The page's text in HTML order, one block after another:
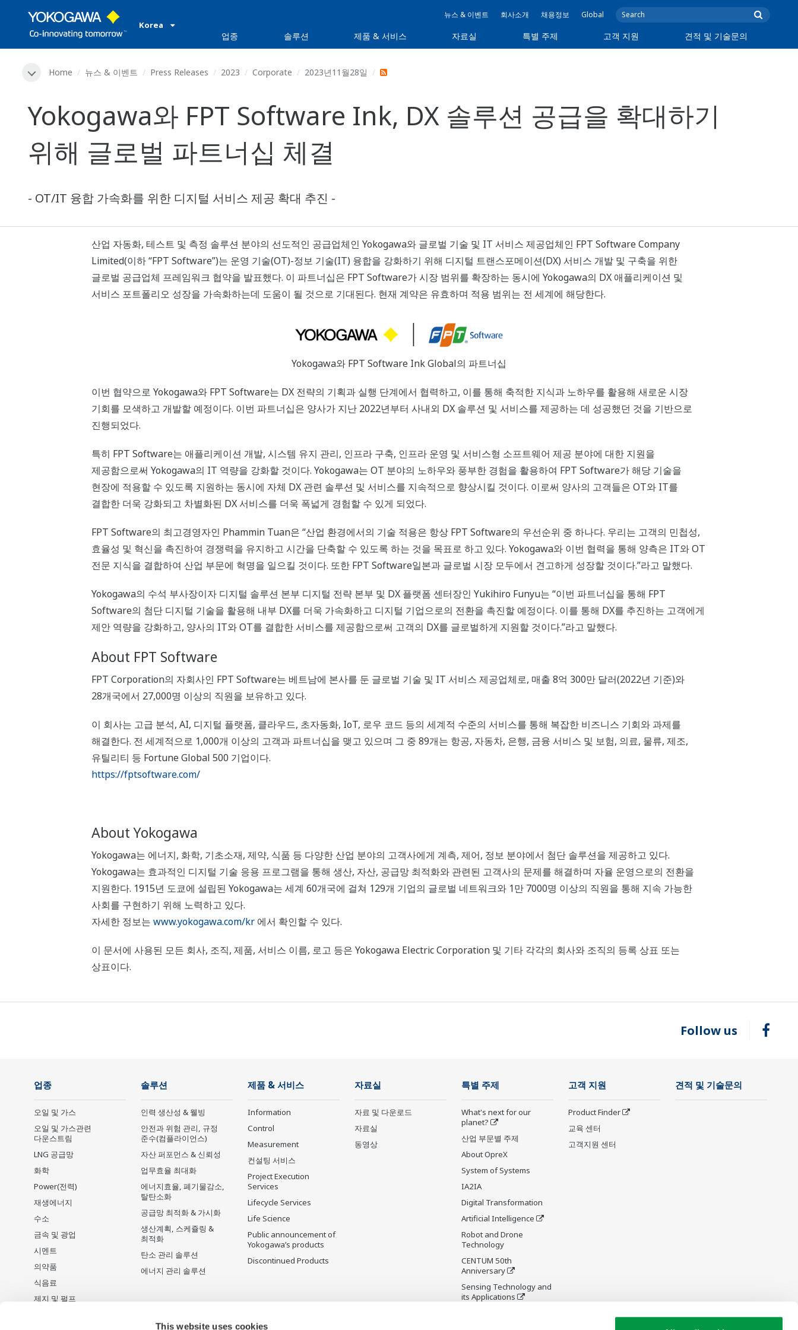
This website uses cookies
Korea
뉴스 & 이벤트 회사소개 채용정보 Global
업종 솔루션 제품 & 서비스 자료실 특별 주제 고객 지원 견적 및 기술문의
Home 뉴스 & 이벤트 Press Releases 2023 Corporate 2023년11월28일
Yokogawa와 FPT Software Ink, DX 솔루션 공급을 확대하기
위해 글로벌 파트너십 체결
- OT/IT 융합 가속화를 위한 디지털 서비스 제공 확대 추진 -
산업 자동화, 테스트 및 측정 솔루션 분야의 선도적인 공급업체인 Yokogawa와 글로벌 기술 및 IT 서비스 제공업체인 FPT Software Company
Limited(이하 “FPT Software”)는 운영 기술(OT)-정보 기술(IT) 융합을 강화하기 위해 디지털 트랜스포메이션(DX) 서비스 개발 및 구축을 위한
글로벌 공급업체 프레임워크 협약을 발표했다. 이 파트너십은 FPT Software가 시장 범위를 확장하는 동시에 Yokogawa의 DX 애플리케이션 및
서비스 포트폴리오 성장을 가속화하는데 도움이 될 것으로 기대된다. 현재 계약은 유효하며 적용 범위는 전 세계에 해당한다.
Yokogawa와 FPT Software Ink Global의 파트너십
이번 협약으로 Yokogawa와 FPT Software는 DX 전략의 기획과 실행 단계에서 협력하고, 이를 통해 축적한 지식과 노하우를 활용해 새로운 시장
기회를 모색하고 개발할 예정이다. 이번 파트너십은 양사가 지난 2022년부터 사내외 DX 솔루션 및 서비스를 제공하는 데 성공했던 것을 기반으로
진행되었다.
특히 FPT Software는 애플리케이션 개발, 시스템 유지 관리, 인프라 구축, 인프라 운영 및 서비스형 소프트웨어 제공 분야에 대한 지원을
제공함으로써 Yokogawa의 IT 역량을 강화할 것이다. Yokogawa는 OT 분야의 노하우와 풍부한 경험을 활용하여 FPT Software가 해당 기술을
현장에 적용할 수 있도록 지원하는 동시에 자체 DX 관련 솔루션 및 서비스를 지속적으로 향상시킬 것이다. 이로써 양사의 고객들은 OT와 IT를
결합한 더욱 강화되고 차별화된 DX 서비스를 더욱 폭넓게 경험할 수 있게 되었다.
FPT Software의 최고경영자인 Phammin Tuan은 “산업 환경에서의 기술 적용은 항상 FPT Software의 우선순위 중 하나다. 우리는 고객의 민첩성,
효율성 및 혁신을 촉진하여 경쟁력을 유지하고 시간을 단축할 수 있도록 하는 것을 목표로 하고 있다. Yokogawa와 이번 협력을 통해 양측은 IT와 OT
전문 지식을 결합하여 산업 부문에 혁명을 일으킬 것이다. 또한 FPT Software일본과 글로벌 시장 모두에서 견고하게 성장할 것이다.”라고 말했다.
Yokogawa의 수석 부사장이자 디지털 솔루션 본부 디지털 전략 본부 및 DX 플랫폼 센터장인 Yukihiro Funyu는 “이번 파트너십을 통해 FPT
Software의 첨단 디지털 기술을 활용해 내부 DX를 더욱 가속화하고 디지털 기업으로의 전환을 촉진할 예정이다. 이를 통해 DX를 추진하는 고객에게
제안 역량을 강화하고, 양사의 IT와 OT를 결합한 서비스를 제공함으로써 고객의 DX를 글로벌하게 지원할 것이다.”라고 말했다.
About FPT Software
FPT Corporation의 자회사인 FPT Software는 베트남에 본사를 둔 글로벌 기술 및 IT 서비스 제공업체로, 매출 8억 300만 달러(2022년 기준)와
28개국에서 27,000명 이상의 직원을 보유하고 있다.
이 회사는 고급 분석, AI, 디지털 플랫폼, 클라우드, 초자동화, IoT, 로우 코드 등의 세계적 수준의 서비스를 통해 복잡한 비즈니스 기회와 과제를
해결한다. 전 세계적으로 1,000개 이상의 고객과 파트너십을 맺고 있으며 그 중 89개는 항공, 자동차, 은행, 금융 서비스 및 보험, 의료, 물류, 제조,
유틸리티 등 Fortune Global 500 기업이다.
https://fptsoftware.com/
About Yokogawa
Yokogawa는 에너지, 화학, 기초소재, 제약, 식품 등 다양한 산업 분야의 고객사에게 계측, 제어, 정보 분야에서 첨단 솔루션을 제공하고 있다.
Yokogawa는 효과적인 디지털 기술 응용 프로그램을 통해 생산, 자산, 공급망 최적화와 관련된 고객사의 문제를 해결하며 자율 운영으로의 전환을
지원한다. 1915년 도쿄에 설립된 Yokogawa는 세계 60개국에 걸쳐 129개 기업의 글로벌 네트워크와 1만 7000명 이상의 직원을 통해 지속 가능한
사회를 구현하기 위해 노력하고 있다.
자세한 정보는 www.yokogawa.com/kr에서 확인할 수 있다.
이 문서에 사용된 모든 회사, 조직, 제품, 서비스 이름, 로고 등은 Yokogawa Electric Corporation 및 기타 각각의 회사와 조직의 등록 상표 또는
상표이다.
Follow us
업종
오일 및 가스
오일 및 가스관련
다운스트림
LNG 공급망
화학
Power(전력)
재생에너지
수소
금속 및 광업
시멘트
의약품
식음료
제지 및 펄프
솔루션
인력 생산성 & 웰빙
안전과 위험 관리, 규정
준수(컴플라이언스)
자산 퍼포먼스 & 신뢰성
업무효율 최대화
에너지효율, 폐기물감소,
탈탄소화
공급망 최적화 & 가시화
생산계획, 스케쥴링 &
최적화
탄소 관리 솔루션
에너지 관리 솔루션
제품 & 서비스
Information
Control
Measurement
컨설팅 서비스
Project Execution
Services
Lifecycle Services
Life Science
Public announcement of
Yokogawa’s products
Discontinued Products
자료실
자료 및 다운로드
자료실
동영상
특별 주제
What's next for our
planet?
산업 부문별 주제
About OpreX
System of Systems
IA2IA
Digital Transformation
Artificial Intelligence
Robot and Drone
Technology
CENTUM 50th
Anniversary
Sensing Technology and
its Applications
고객 지원
Product Finder
교육 센터
고객지원 센터
견적 및 기술문의